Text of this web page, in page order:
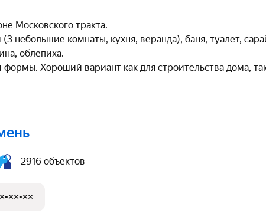
Московского тракта.
облепиха.
Хороший вариант как для строительства дома,
2916 объектов
××-××